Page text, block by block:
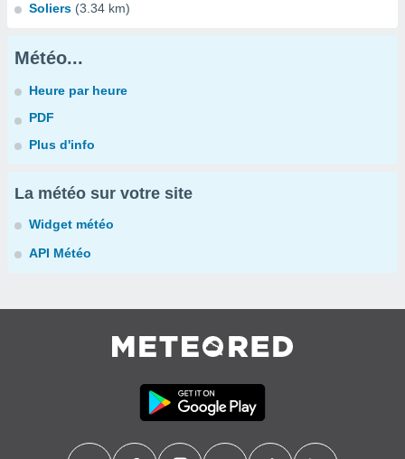
Soliers (3.34 km)
Météo...
Heure par heure
PDF
Plus d'info
La météo sur votre site
Widget météo
API Météo